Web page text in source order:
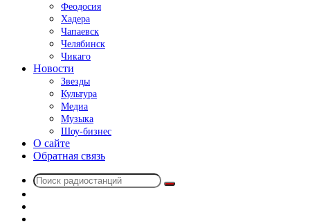
Феодосия
Хадера
Чапаевск
Челябинск
Чикаго
Новости
Звезды
Культура
Медиа
Музыка
Шоу-бизнес
О сайте
Обратная связь
Поиск